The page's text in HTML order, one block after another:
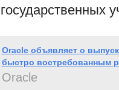
государственных
Oracle объявляет о
быстро востребованным
Oracle